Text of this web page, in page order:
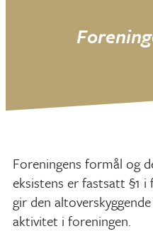
Foreningens formål og
eksistens er fastsatt §1
gir den
aktivitet i foreningen.